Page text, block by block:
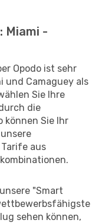
Miami -
Opodo ist sehr
und Camaguey als
Sie Ihre
die
können Sie Ihr
aus
"Smart
sehen können,